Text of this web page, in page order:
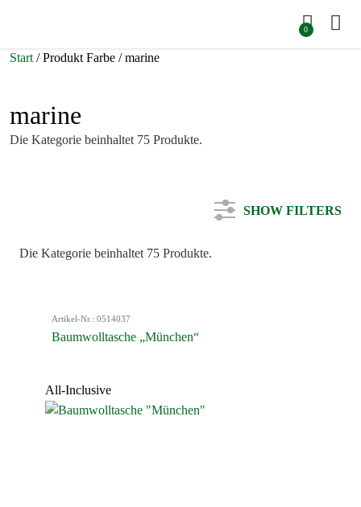
0
Start / Produkt Farbe / marine
marine
Die Kategorie beinhaltet 75 Produkte.
SHOW FILTERS
Farbe
Die Kategorie beinhaltet 75 Produkte.
Artikel-Nr.: 0514037
Baumwolltasche „München“
All-Inclusive